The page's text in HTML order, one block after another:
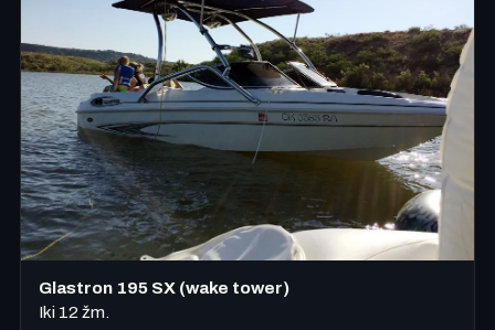
Glastron 195 SX (wake tower)
Iki 12 žm.